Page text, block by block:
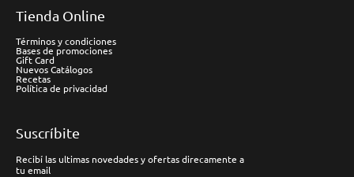
Tienda Online
Términos y condiciones
Bases de promociones
Gift Card
Nuevos Catálogos
Recetas
Política de privacidad
Suscríbite
Recibí las ultimas novedades y ofertas direcamente a
tu email